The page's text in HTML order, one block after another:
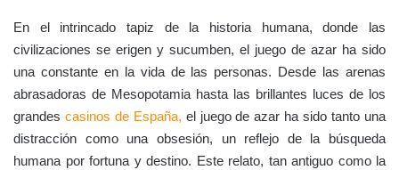
En el intrincado tapiz de la historia humana, donde las
civilizaciones se erigen y sucumben, el juego de azar ha sido
una constante en la vida de las personas. Desde las arenas
abrasadoras de Mesopotamia hasta las brillantes luces de los
grandes casinos de España, el juego de azar ha sido tanto una
distracción como una obsesión, un reflejo de la búsqueda
humana por fortuna y destino. Este relato, tan antiguo como la